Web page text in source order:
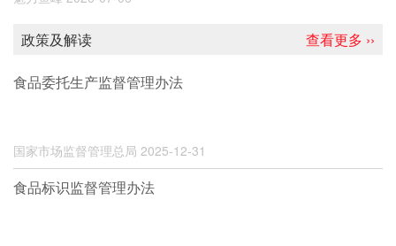
查看更多 ››
政策及解读
食品委托生产监督管理办法
国家市场监督管理总局 2025-12-31
食品标识监督管理办法